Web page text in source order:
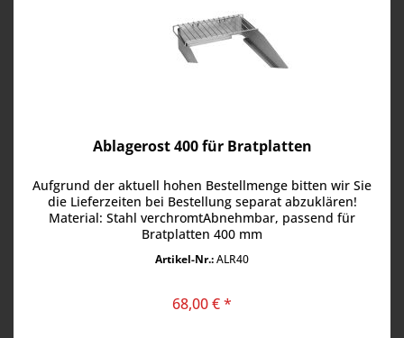
Ablagerost 400 für Bratplatten
Aufgrund der aktuell hohen Bestellmenge bitten wir Sie
die Lieferzeiten bei Bestellung separat abzuklären!
Material: Stahl verchromtAbnehmbar, passend für
Bratplatten 400 mm
Artikel-Nr.:ALR40
68,00 € *